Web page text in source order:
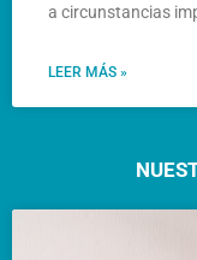
a circunstancias
LEER MÁS »